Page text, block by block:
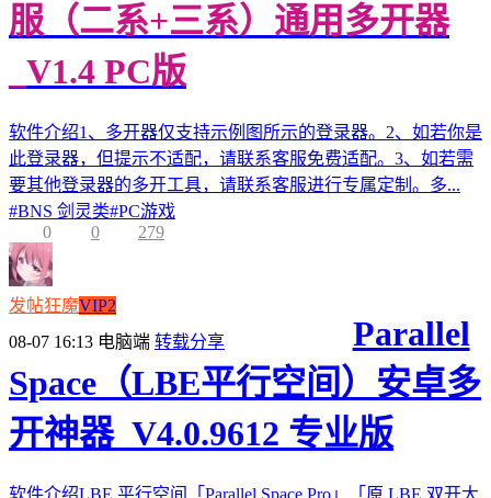
服（二系+三系）通用多开器
_V1.4 PC版
软件介绍1、多开器仅支持示例图所示的登录器。2、如若你是
此登录器，但提示不适配，请联系客服免费适配。3、如若需
要其他登录器的多开工具，请联系客服进行专属定制。多...
#BNS 剑灵类#PC游戏
0
0 279
发帖狂魔VIP2
08-07 16:13 电脑端 转载分享
Parallel
Space（LBE平行空间）安卓多
开神器_V4.0.9612 专业版
软件介绍LBE 平行空间「Parallel Space Pro」「原 LBE 双开大